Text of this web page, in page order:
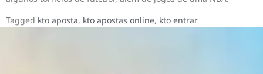
Tagged kto aposta, kto apostas online, kto entrar